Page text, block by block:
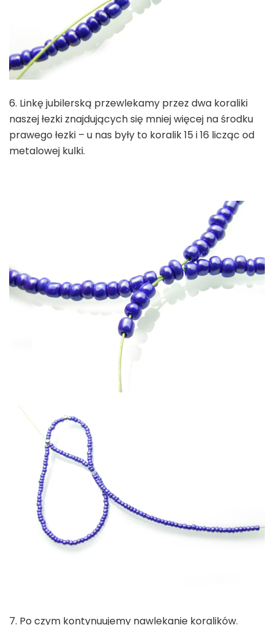
6. Linkę jubilerską przewlekamy przez dwa koraliki
naszej łezki znajdujących się mniej więcej na środku
prawego łezki – u nas były to koralik 15 i 16 licząc od
metalowej kulki.
7. Po czym kontynuujemy nawlekanie koralików.